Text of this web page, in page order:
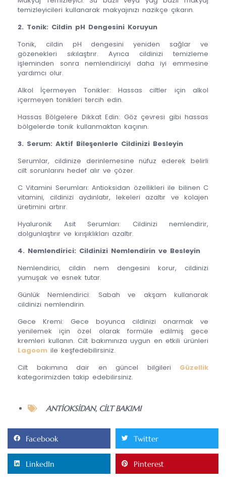
temizleyicileri kullanarak makyajınızı nazikçe çıkarın.
2. Tonik: Cildin pH Dengesini Koruyun
Tonik, cildin pH dengesini yeniden sağlar ve
gözenekleri sıkılaştırır. Ayrıca cildinizi temizleme
işleminden sonra nemlendiriciyi daha iyi emmesine
yardımcı olur.
Alkol İçermeyen Tonikler: Hassas ciltler için alkol
içermeyen tonikleri tercih edin.
Hassas Bölgelere Dikkat Edin: Göz çevresi gibi hassas
bölgelerde tonik kullanmaktan kaçının.
3. Serum: Aktif Bileşenlerle Cildinizi Besleyin
Serumlar, cildinize derinlemesine nüfuz ederek belirli
cilt sorunlarını hedef alır ve çözer.
C Vitamini Serumları: Antioksidan özellikleri ile bilinen C
vitamini, cildinizi aydınlatır, lekeleri azaltır ve kolajen
üretimini artırır.
Hyaluronik Asit Serumları: Cildinizi nemlendirir,
dolgunlaştırır ve kırışıklıkları azaltır.
4. Nemlendirici: Cildinizi Nemlendirin ve Besleyin
Nemlendirici, cildin nem dengesini korur, cildinizi
yumuşak ve esnek tutar.
Günlük Nemlendirici: Sabah ve akşam kullanarak
cildinizi nemlendirin.
Gece Kremi: Gece boyunca cildinizi onarmak ve
yenilemek için özel olarak formüle edilmiş gece
kremleri kullanın. Cilt bakımınıza uygun en etkili ürünleri
Lagoom ile keşfedebilirsiniz.
Cilt bakımına dair en güncel bilgileri Güzellik
kategorimizden takip edebilirsiniz.
ANTIOKSIDAN, CILT BAKIMI
Facebook Twitter
LinkedIn Pinterest